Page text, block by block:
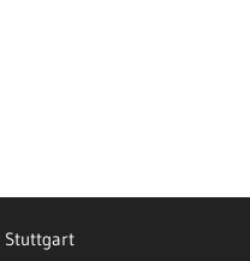
Stuttgart